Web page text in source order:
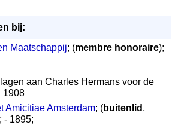
bij:
Maatschappij; (membre honoraire);
aan Charles Hermans voor de
1908
Amicitiae Amsterdam; (buitenlid ,
- 1895;